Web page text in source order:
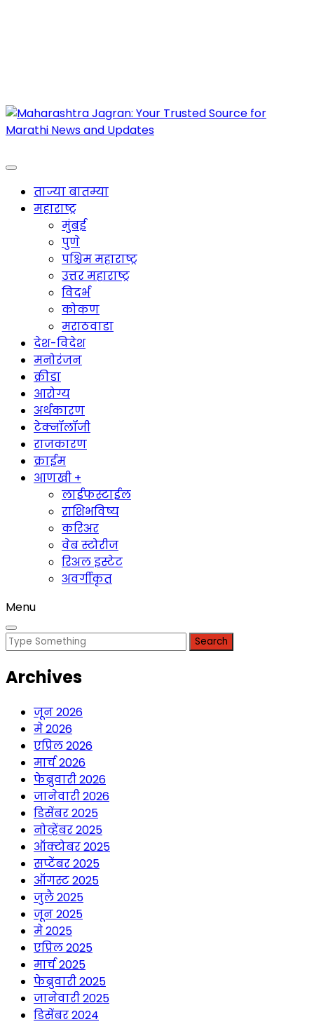
Maharashtra Jagran : Your Trusted Companion
ताज्या बातम्या
महाराष्ट्र
मुंबई
पुणे
पश्चिम महाराष्ट्र
उत्तर महाराष्ट्र
विदर्भ
कोकण
मराठवाडा
देश-विदेश
मनोरंजन
क्रीडा
आरोग्य
अर्थकारण
टेक्नॉलॉजी
राजकारण
क्राईम
आणखी +
लाईफस्टाईल
राशिभविष्य
करिअर
वेब स्टोरीज
रिअल इस्टेट
अवर्गीकृत
Menu
Search
Archives
जून 2026
मे 2026
एप्रिल 2026
मार्च 2026
फेब्रुवारी 2026
जानेवारी 2026
डिसेंबर 2025
नोव्हेंबर 2025
ऑक्टोबर 2025
सप्टेंबर 2025
ऑगस्ट 2025
जुलै 2025
जून 2025
मे 2025
एप्रिल 2025
मार्च 2025
फेब्रुवारी 2025
जानेवारी 2025
डिसेंबर 2024